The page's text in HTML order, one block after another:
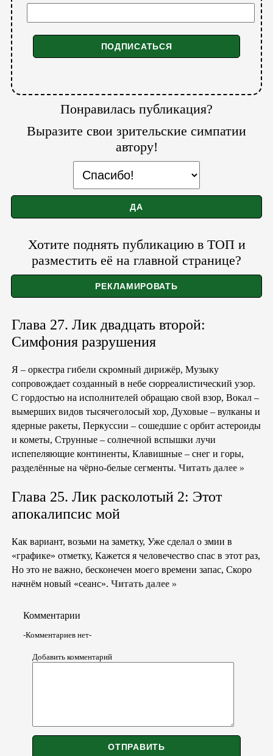
Понравилась публикация?
Выразите свои зрительские симпатии
автору!
Хотите поднять публикацию в ТОП и
разместить её на главной странице?
Глава 27. Лик двадцать второй:
Симфония разрушения
Я – оркестра гибели скромный дирижёр, Музыку
сопровождает созданный в небе сюрреалистический узор.
С гордостью на исполнителей обращаю свой взор, Вокал –
вымерших видов тысячеголосый хор, Духовые – вулканы и
ядерные ракеты, Перкуссии – сошедшие с орбит астероиды
и кометы, Струнные – солнечной вспышки лучи
испепеляющие континенты, Клавишные – снег и горы,
разделённые на чёрно-белые сегменты. Читать далее »
Глава 25. Лик расколотый 2: Этот
апокалипсис мой
Как вариант, возьми на заметку, Уже сделал о змии в
«графике» отметку, Кажется я человечество спас в этот раз,
Но это не важно, бесконечен моего времени запас, Скоро
начнём новый «сеанс». Читать далее »
Комментарии
-Комментариев нет-
Добавить комментарий